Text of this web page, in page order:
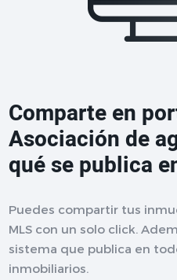
Comparte en
Asociación de
qué se publica
Puedes compartir tus
MLS con un solo click.
sistema que publica en
inmobiliarios.